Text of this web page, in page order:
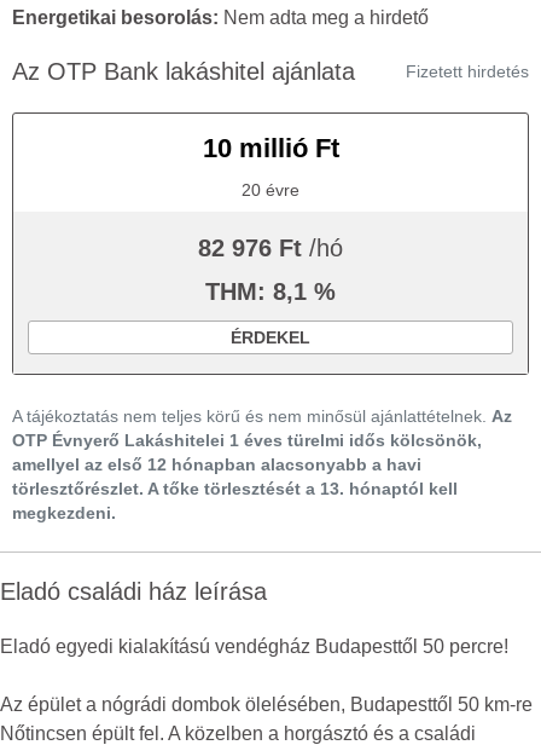
Energetikai besorolás: Nem adta meg a hirdető
Az OTP Bank lakáshitel ajánlata Fizetett hirdetés
10 millió Ft
20 évre
82 976 Ft /hó
THM: 8,1 %
ÉRDEKEL
A tájékoztatás nem teljes körű és nem minősül ajánlattételnek. Az
OTP Évnyerő Lakáshitelei 1 éves türelmi idős kölcsönök,
amellyel az első 12 hónapban alacsonyabb a havi
törlesztőrészlet. A tőke törlesztését a 13. hónaptól kell
megkezdeni.
Eladó családi ház leírása
Eladó egyedi kialakítású vendégház Budapesttől 50 percre!
Az épület a nógrádi dombok ölelésében, Budapesttől 50 km-re
Nőtincsen épült fel. A közelben a horgásztó és a családi